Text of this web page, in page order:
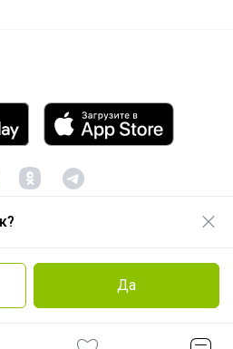
Да
1122468054070, 2012 -2026
пользователя